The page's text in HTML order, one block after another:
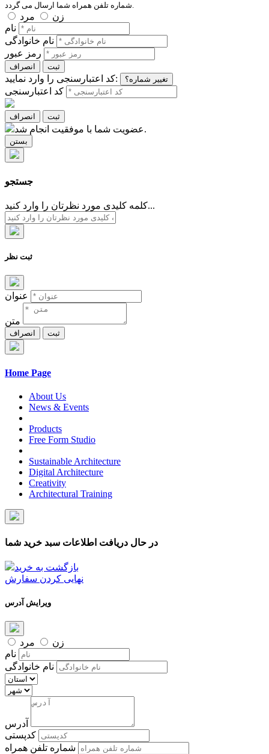
شماره تلفن همراه شما ارسال می گردد.
زن
مرد
نام
نام خانوادگی
رمز عبور
انصراف ثبت
کد اعتبارسنجی را وارد نمایید: تغییر شماره؟
کد اعتبارسنجی
انصراف ثبت
عضویت شما با موفقیت انجام شد.
بستن
جستجو
کلمه کلیدی مورد نظرتان را وارد کنید...
ثبت نظر
عنوان
متن
انصراف ثبت
Home Page
About Us
News & Events
Products
Free Form Studio
Sustainable Architecture
Digital Architecture
Creativity
Architectural Training
در حال دریافت اطلاعات سبد خرید شما
بازگشت به خرید
نهایی کردن سفارش
ویرایش آدرس
زن
مرد
نام
نام خانوادگی
آدرس
کدپستی
شماره تلفن همراه